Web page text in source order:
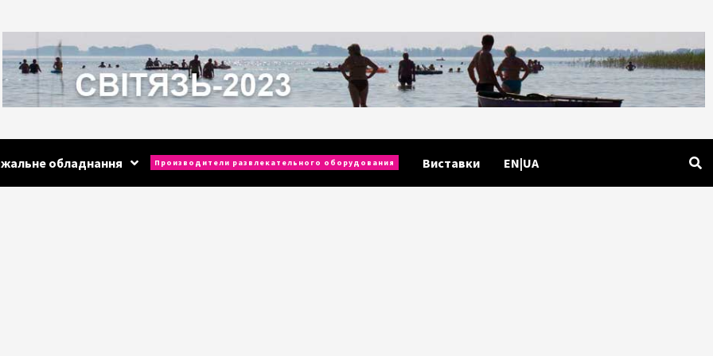
обладнання Производители развлекательного оборудования Виставки EN|UA